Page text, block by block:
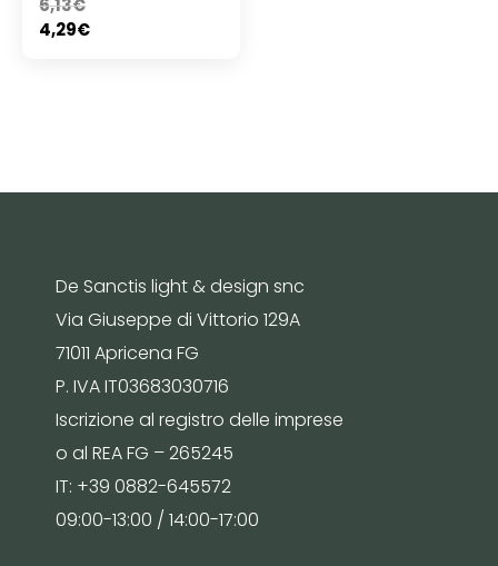
6,13€
4,29€
De Sanctis light & design snc
Via Giuseppe di Vittorio 129A
71011 Apricena FG
P. IVA IT03683030716
Iscrizione al registro delle imprese
o al REA FG – 265245
IT: +39 0882-645572
09:00-13:00 / 14:00-17:00